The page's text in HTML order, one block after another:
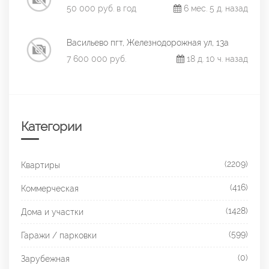
50 000 руб. в год 6 мес. 5 д. назад
Васильево пгт, Железнодорожная ул, 13а
7 600 000 руб.
18 д. 10 ч. назад
Категории
Квартиры (2209)
Коммерческая (416)
Дома и участки (1428)
Гаражи / парковки (599)
Зарубежная (0)